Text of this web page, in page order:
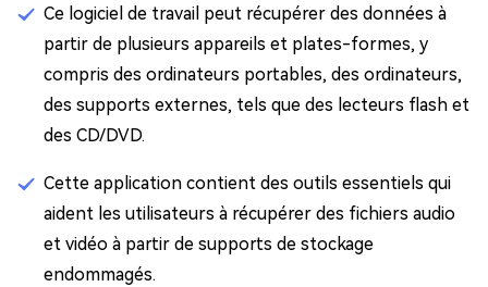
Ce logiciel de travail peut récupérer des données à
partir de plusieurs appareils et plates-formes, y
compris des ordinateurs portables, des ordinateurs,
des supports externes, tels que des lecteurs flash et
des CD/DVD.
Cette application contient des outils essentiels qui
aident les utilisateurs à récupérer des fichiers audio
et vidéo à partir de supports de stockage
endommagés.